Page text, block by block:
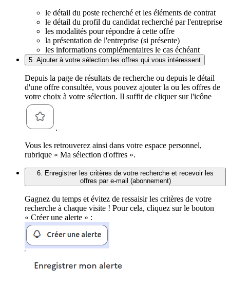
le détail du poste recherché et les éléments de contrat
le détail du profil du candidat recherché par l'entreprise
les modalités pour répondre à cette offre
la présentation de l'entreprise (si présente)
les informations complémentaires le cas échéant
5. Ajouter à votre sélection les offres qui vous intéressent
Depuis la page de résultats de recherche ou depuis le détail
d'une offre consultée, vous pouvez ajouter la ou les offres de
votre choix à votre sélection. Il suffit de cliquer sur l'icône
.
Vous les retrouverez ainsi dans votre espace personnel,
rubrique « Ma sélection d'offres ».
6. Enregistrer les critères de votre recherche et recevoir les
offres par e-mail (abonnement)
Gagnez du temps et évitez de ressaisir les critères de votre
recherche à chaque visite ! Pour cela, cliquez sur le bouton
« Créer une alerte » :